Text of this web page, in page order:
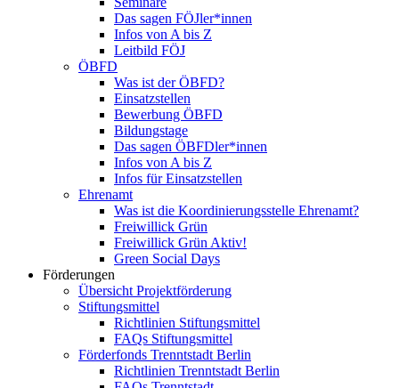
Das sagen FÖJler*innen
Infos von A bis Z
Leitbild FÖJ
ÖBFD
Was ist der ÖBFD?
Einsatzstellen
Bewerbung ÖBFD
Bildungstage
Das sagen ÖBFDler*innen
Infos von A bis Z
Infos für Einsatzstellen
Ehrenamt
Was ist die Koordinierungsstelle Ehrenamt?
Freiwillick Grün
Freiwillick Grün Aktiv!
Green Social Days
Förderungen
Übersicht Projektförderung
Stiftungsmittel
Richtlinien Stiftungsmittel
FAQs Stiftungsmittel
Förderfonds Trenntstadt Berlin
Richtlinien Trenntstadt Berlin